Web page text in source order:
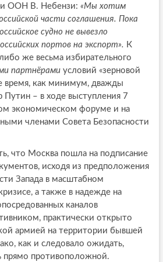
ООН В. Небензи: «Мы хотим
части соглашения. Пока
судно не вывезло
портов на экспорт». К
же весьма избирательного
партнёрамиусловий «зерновой
время, как минимум, дважды
– в ходе выступления 7
экономическом форуме и на
членами Совета Безопасности
что Москва пошла на подписание
исходя из предположения
Запада в масштабном
а также в надежде на
каналов
практически открыто
армией на территории бывшей
как и следовало ожидать,
прямо противоположной.